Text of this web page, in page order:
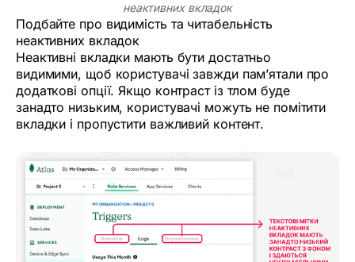
неактивних вкладок
Подбайте про видимість та читабельність
неактивних вкладок
Неактивні вкладки мають бути достатньо
видимими, щоб користувачі завжди пам’ятали про
додаткові опції. Якщо контраст із тлом буде
занадто низьким, користувачі можуть не помітити
вкладки і пропустити важливий контент.